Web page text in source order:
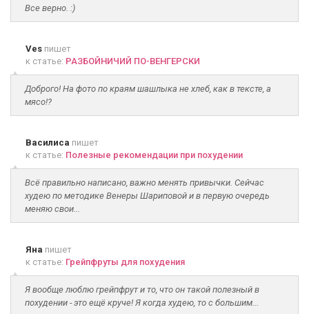
Все верно. :)
Ves пишет
к статье: РАЗБОЙНИЧИЙ ПО-ВЕНГЕРСКИ
Доброго! На фото по краям шашлыка не хлеб, как в тексте, а
мясо!?
Василиса пишет
к статье: Полезные рекомендации при похудении
Всё правильно написано, важно менять привычки. Сейчас
худею по методике Венеры Шариповой и в первую очередь
меняю свои...
Яна пишет
к статье: Грейпфруты для похудения
Я вообще люблю грейпфрут и то, что он такой полезный в
похудении - это ещё круче! Я когда худею, то с большим...